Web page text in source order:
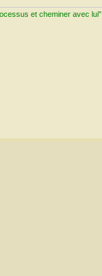
et cheminer avec lui"